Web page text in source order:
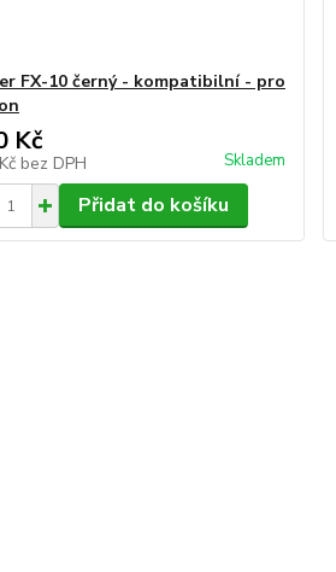
FX-10 černý - kompatibilní - pro
Kč
bez DPH Skladem
Přidat do košíku